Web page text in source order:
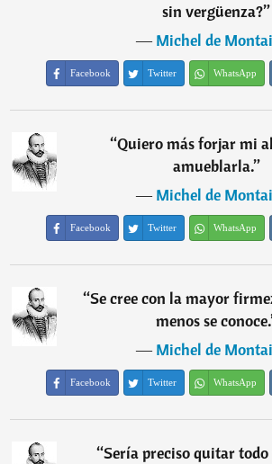
sin vergüenza?”
―Michel de
Facebook Twitter WhatsApp
“Quiero más forjar mi
amueblarla.”
―Michel de
Facebook Twitter WhatsApp
“Se cree con la mayor
menos se conoce.
―Michel de
Facebook Twitter WhatsApp
“Sería preciso quitar